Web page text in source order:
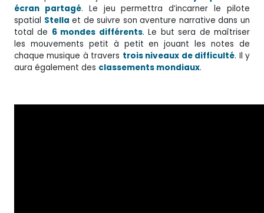
écran partagé. Le jeu permettra d’incarner le pilote
spatial Stella et de suivre son aventure narrative dans un
total de 6 mondes différents. Le but sera de maîtriser
les mouvements petit à petit en jouant les notes de
chaque musique à travers trois niveaux de difficulté. Il y
aura également des classements mondiaux.